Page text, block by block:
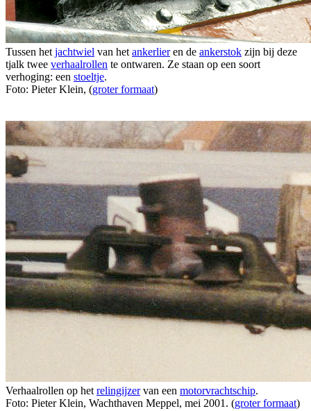
Tussen het jachtwiel van het ankerlieren de ankerstok zijn bij deze
tjalk twee verhaalrollen te ontwaren. Ze staan op een soort
verhoging: een stoeltje.
Foto: Pieter Klein, (groter formaat)
Verhaalrollen op het relingijzervan een motorvrachtschip.
Foto: Pieter Klein, Wachthaven Meppel, mei 2001. (groter formaat)